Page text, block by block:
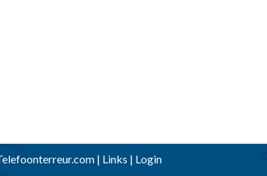
| Links | Login